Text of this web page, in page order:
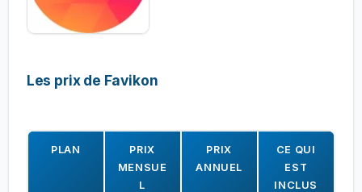
Les prix de Favikon
PLAN
PRIX
MENSUE
L
PRIX
ANNUEL
CE QUI
EST
INCLUS